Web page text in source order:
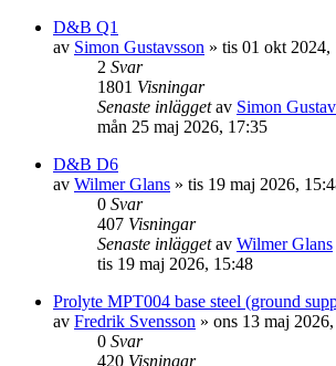
D&B Q1
av Simon Gustavsson » tis 01 okt 2024,
2 Svar
1801 Visningar
Senaste inläggetav Simon
mån 25 maj 2026, 17:35
D&B D6
av Wilmer Glans » tis 19 maj 2026,
0 Svar
407 Visningar
Senaste inläggetav Wilmer Glans
tis 19 maj 2026, 15:48
Prolyte MPT004 base steel (ground
av Fredrik Svensson » ons 13 maj
0 Svar
420 Visningar